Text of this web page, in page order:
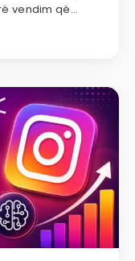
vendim që…